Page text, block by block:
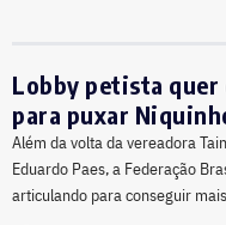
Lobby petista quer
para puxar
Além da volta da vereadora
Eduardo Paes, a Federação
articulando para conseguir